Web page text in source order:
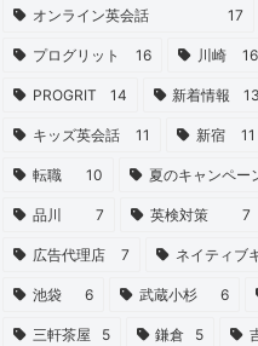
オンライン英会話 17
プログリット 16 川崎 16
PROGRIT 14 新着情報 13
キッズ英会話 11 新宿 11
転職 10 夏のキャンペー
品川 7 英検対策 7
広告代理店 7 ネイティブ
池袋 6 武蔵小杉 6
三軒茶屋 5 鎌倉 5